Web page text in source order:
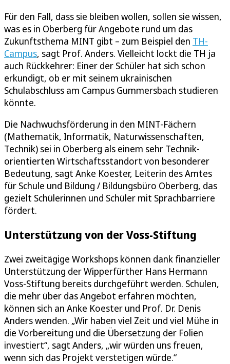
Für den Fall, dass sie bleiben wollen, sollen sie wissen,
was es in Oberberg für Angebote rund um das
Zukunftsthema MINT gibt – zum Beispiel den TH-
Campus, sagt Prof. Anders. Vielleicht lockt die TH ja
auch Rückkehrer: Einer der Schüler hat sich schon
erkundigt, ob er mit seinem ukrainischen
Schulabschluss am Campus Gummersbach studieren
könnte.
Die Nachwuchsförderung in den MINT-Fächern
(Mathematik, Informatik, Naturwissenschaften,
Technik) sei in Oberberg als einem sehr Technik-
orientierten Wirtschaftsstandort von besonderer
Bedeutung, sagt Anke Koester, Leiterin des Amtes
für Schule und Bildung / Bildungsbüro Oberberg, das
gezielt Schülerinnen und Schüler mit Sprachbarriere
fördert.
Unterstützung von der Voss-Stiftung
Zwei zweitägige Workshops können dank finanzieller
Unterstützung der Wipperfürther Hans Hermann
Voss-Stiftung bereits durchgeführt werden. Schulen,
die mehr über das Angebot erfahren möchten,
können sich an Anke Koester und Prof. Dr. Denis
Anders wenden. „Wir haben viel Zeit und viel Mühe in
die Vorbereitung und die Übersetzung der Folien
investiert“, sagt Anders, „wir würden uns freuen,
wenn sich das Projekt verstetigen würde.“